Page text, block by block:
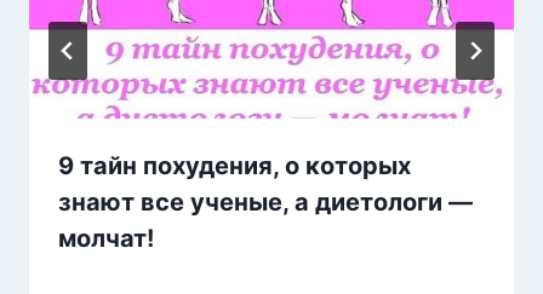
9 тайн похудения, о которых
знают все ученые, а диетологи —
молчат!